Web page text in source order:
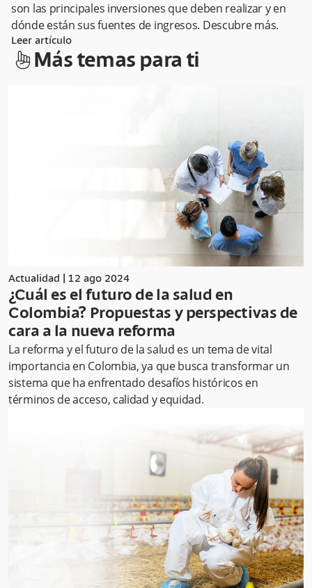
son las principales inversiones que deben realizar y en
dónde están sus fuentes de ingresos. Descubre más.
Leer artículo
hand-index Más temas para ti
Actualidad 12 ago 2024
¿Cuál es el futuro de la salud en
Colombia? Propuestas y perspectivas de
cara a la nueva reforma
La reforma y el futuro de la salud es un tema de vital
importancia en Colombia, ya que busca transformar un
sistema que ha enfrentado desafíos históricos en
términos de acceso, calidad y equidad.